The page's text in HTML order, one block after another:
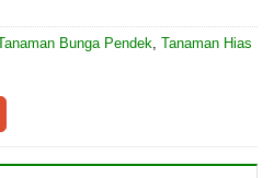
Bunga Pendek, Tanaman Hias